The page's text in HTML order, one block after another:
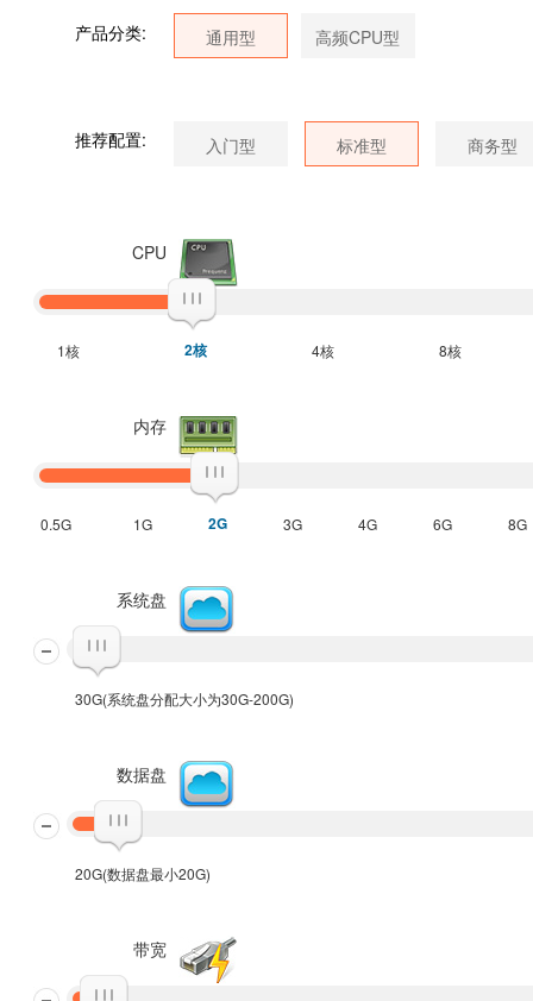
产品分类:
推荐配置:
CPU
1核 2核 4核 8核
内存
0.5G 1G 2G 3G 4G 6G 8G
系统盘
30G(系统盘分配大小为30G-200G)
数据盘
20G(数据盘最小20G)
带宽